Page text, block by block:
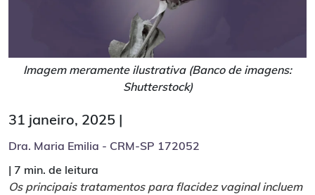
Imagem meramente ilustrativa (Banco de imagens:
Shutterstock)
31 janeiro, 2025 |
Dra. Maria Emilia - CRM-SP 172052
| 7 min. de leitura
Os principais tratamentos para flacidez vaginal incluem